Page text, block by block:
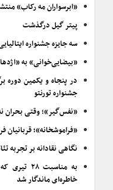
«ابرسواران مه رکاب»
پیتر گیل درگذشت
سه جایزه جشنواره
«بیضایی‌خوانی» به
در پنجاه و یکمین دوره
جشنواره تورنتو
«نفس‌گیر»؛ وقتی بحران
«فراموشخانه»؛
نگاهی نقادانه بر تجربه
به
خاطره‌ای ماندگار شد